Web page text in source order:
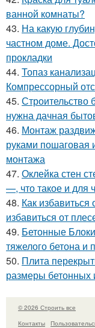
ванной комнаты?
43. На какую
частном доме.
прокладки
44. Топаз
Компрессорный
45. Строительство
нужна дачная
46. Монтаж
руками пошаговая
монтажа
47. Оклейка стен
—, что такое и для
48. Как
избавиться от
49. Бетонные
тяжелого бетона и
50. Плита
размеры
© 2026 Строить все
Контакты